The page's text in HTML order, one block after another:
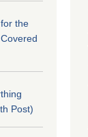
the
Post)